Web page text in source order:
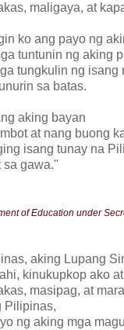
maligaya, at
ko ang payo ng
tuntunin ng aking
tungkulin ng isang
sa batas.
aking bayan
at nang buong
isang tunay na
sa gawa."
of Education under
aking Lupang
kinukupkop ako
masipag, at
Pilipinas,
ng aking mga